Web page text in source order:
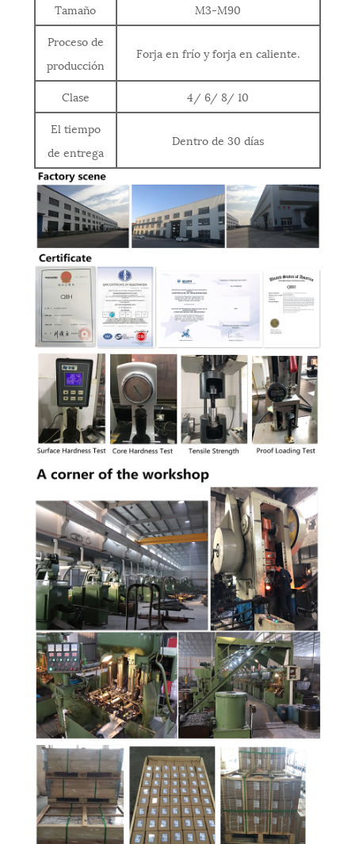
Tamaño
M3-M90
Proceso de
producción
Forja en frío y forja en caliente.
Clase
4/ 6/ 8/ 10
El tiempo
de entrega
Dentro de 30 días